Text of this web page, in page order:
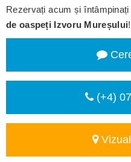
Rezervați acum și
de oaspeți Izvoru Mureșului!
(+4)